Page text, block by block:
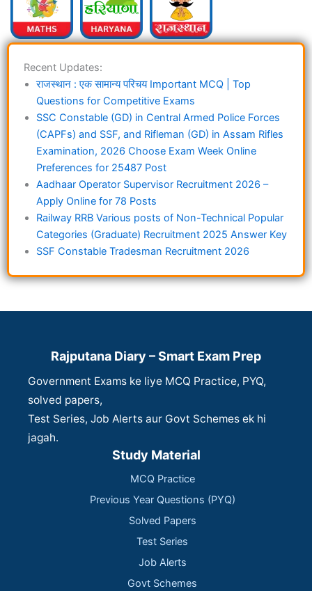
Recent Updates:
राजस्थान : एक सामान्य परिचय Important MCQ | Top
Questions for Competitive Exams
SSC Constable (GD) in Central Armed Police Forces
(CAPFs) and SSF, and Rifleman (GD) in Assam Rifles
Examination, 2026 Choose Exam Week Online
Preferences for 25487 Post
Aadhaar Operator Supervisor Recruitment 2026 –
Apply Online for 78 Posts
Railway RRB Various posts of Non-Technical Popular
Categories (Graduate) Recruitment 2025 Answer Key
SSF Constable Tradesman Recruitment 2026
Rajputana Diary – Smart Exam Prep
Government Exams ke liye MCQ Practice, PYQ,
solved papers,
Test Series, Job Alerts aur Govt Schemes ek hi
jagah.
Study Material
MCQ Practice
Previous Year Questions (PYQ)
Solved Papers
Test Series
Job Alerts
Govt Schemes